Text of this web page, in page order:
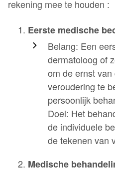
rekening mee te houden :
Eerste medische
Belang: Een
dermatoloog of
om de ernst
veroudering te
persoonlijk
Doel: Het
de individuele
de tekenen van
Medische